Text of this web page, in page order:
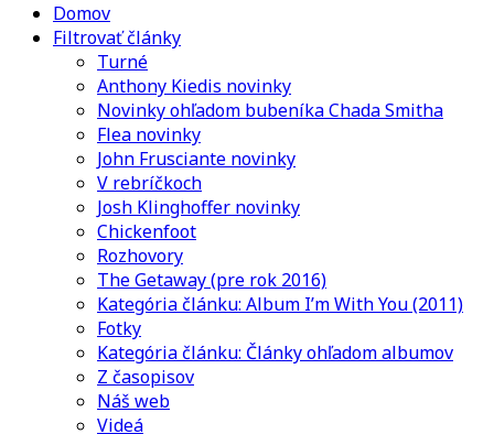
Domov
Filtrovať články
Turné
Anthony Kiedis novinky
Novinky ohľadom bubeníka Chada Smitha
Flea novinky
John Frusciante novinky
V rebríčkoch
Josh Klinghoffer novinky
Chickenfoot
Rozhovory
The Getaway (pre rok 2016)
Kategória článku: Album I’m With You (2011)
Fotky
Kategória článku: Články ohľadom albumov
Z časopisov
Náš web
Videá